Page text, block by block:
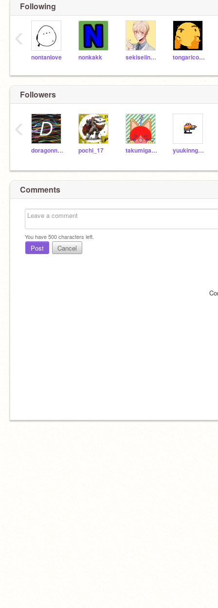
Following
nontanlove nonkakk sekiseiinkokoko tongaricoon
‹
Followers
doragonn789 pochi_17 takumigame1125 yuukinngu11
‹
Comments
You have500characters left.
Post Cancel